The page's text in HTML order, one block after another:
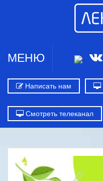
МЕНЮ
Написать нам
Смотреть телеканал